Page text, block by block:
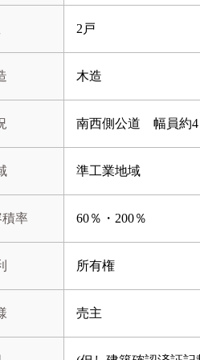
2戸
木造
南西側公道 幅員約4
準工業地域
率 60％・200％
所有権
売主